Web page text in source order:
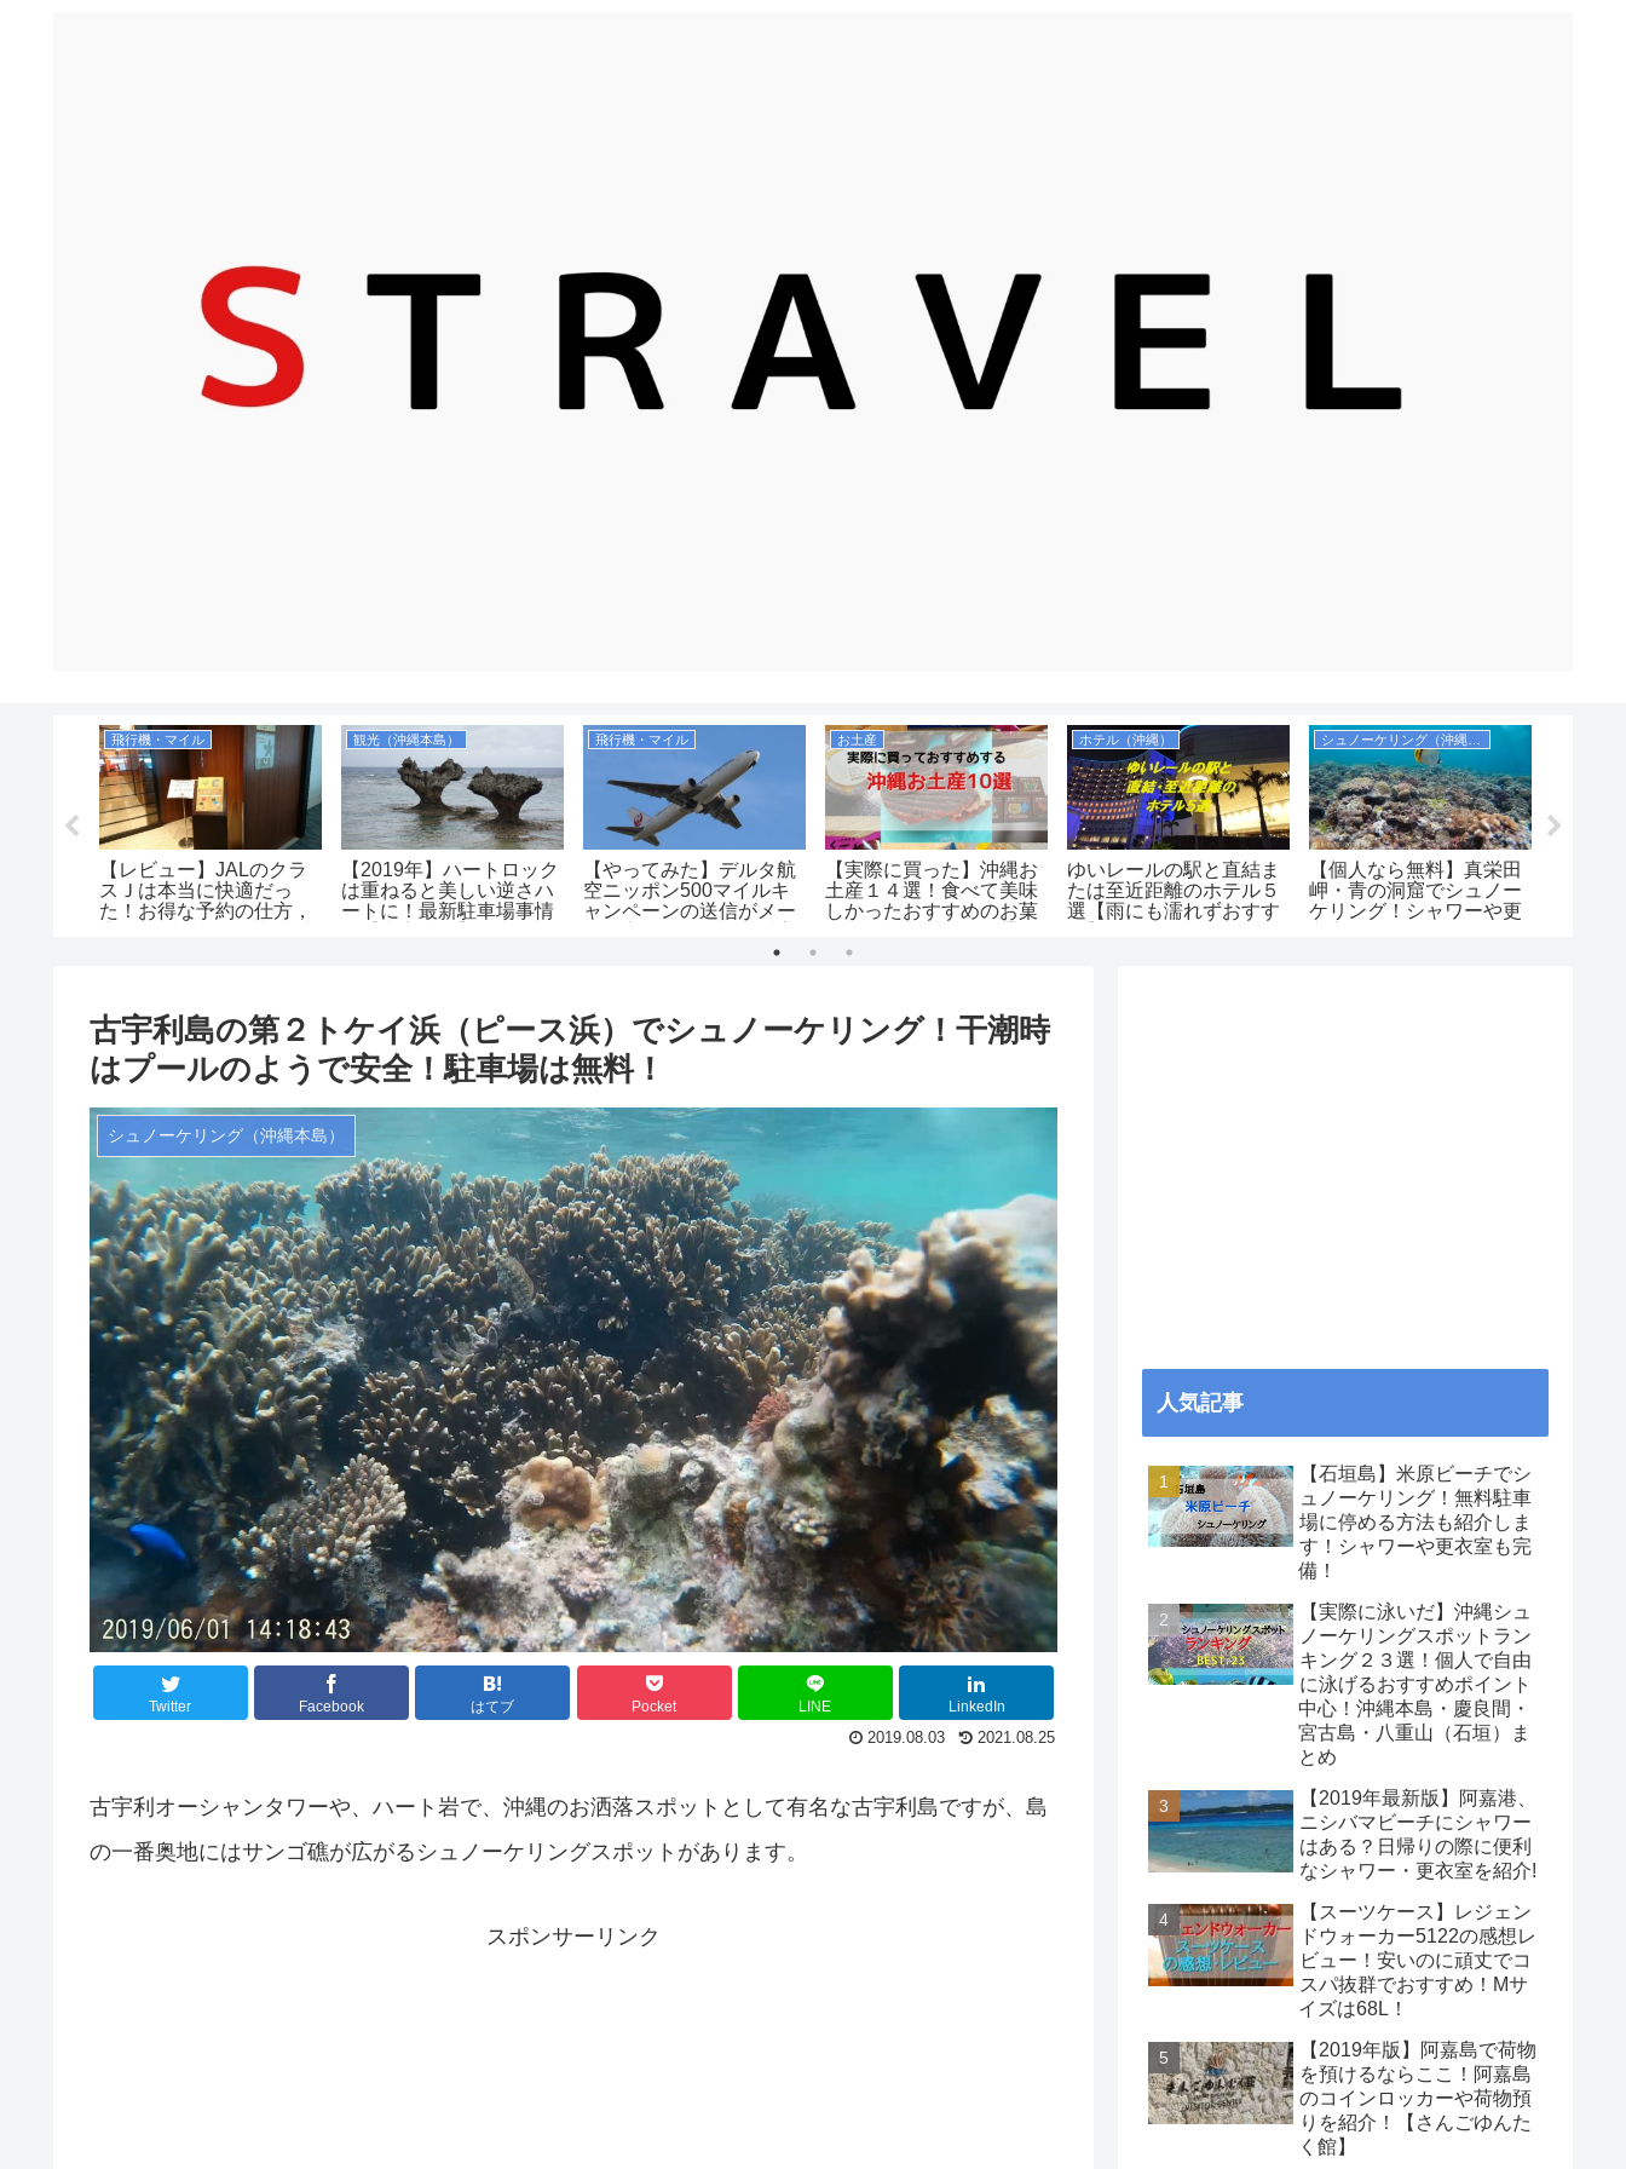
飛行機・マイル
【レビュー】JALのクラ
スＪは本当に快適だっ
た！お得な予約の仕方，
観光（沖縄本島）
【2019年】ハートロック
は重ねると美しい逆さハ
ートに！最新駐車場事情
飛行機・マイル
【やってみた】デルタ航
空ニッポン500マイルキ
ャンペーンの送信がメー
内で送ってみた！2019年
お土産
【実際に買った】沖縄お
土産１４選！食べて美味
しかったおすすめのお菓
で買えるのか紹介しま
ホテル（沖縄）
ゆいレールの駅と直結ま
たは至近距離のホテル５
選【雨にも濡れずおすす
【個人なら無料】真栄田
岬・青の洞窟でシュノー
ケリング！シャワーや更
古宇利島の第２トケイ浜（ピース浜）でシュノーケリング！干潮時
はプールのようで安全！駐車場は無料！
シュノーケリング（沖縄本島）
Twitter Facebook はてブ Pocket LINE
LinkedIn
2021.08.25
2019.08.03
古宇利オーシャンタワーや、ハート岩で、沖縄のお洒落スポットとして有名な古宇利島ですが、島
の一番奥地にはサンゴ礁が広がるシュノーケリングスポットがあります。
スポンサーリンク
人気記事
【石垣島】米原ビーチでシ
ュノーケリング！無料駐車
場に停める方法も紹介しま
す！シャワーや更衣室も完
備！
【実際に泳いだ】沖縄シュ
ノーケリングスポットラン
キング２３選！個人で自由
に泳げるおすすめポイント
中心！沖縄本島・慶良間・
宮古島・八重山（石垣）ま
とめ
【2019年最新版】阿嘉港、
ニシバマビーチにシャワー
はある？日帰りの際に便利
なシャワー・更衣室を紹介!
【スーツケース】レジェン
ドウォーカー5122の感想レ
ビュー！安いのに頑丈でコ
スパ抜群でおすすめ！Mサ
イズは68L！
【2019年版】阿嘉島で荷物
を預けるならここ！阿嘉島
のコインロッカーや荷物預
りを紹介！【さんごゆんた
く館】